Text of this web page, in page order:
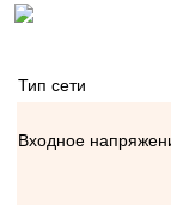
Тип сети
Входное